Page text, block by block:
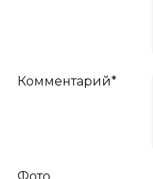
Комментарий*